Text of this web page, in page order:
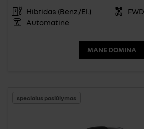
Hibridas (Benz./El.)
FWD
Automatinė
MANE DOMINA
specialus pasiūlymas